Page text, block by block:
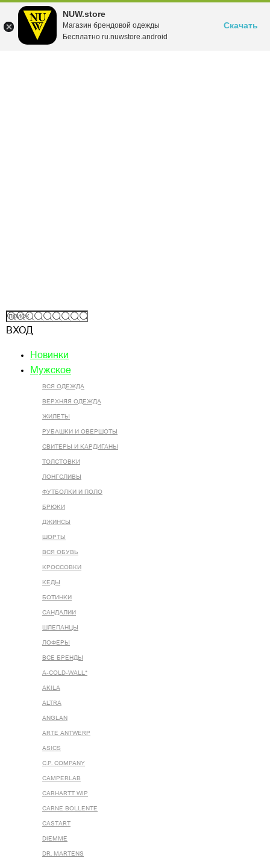
NUW.store
Магазин брендовой одежды
Бесплатно ru.nuwstore.android
Скачать
ВХОД
Новинки
Мужское
ВСЯ ОДЕЖДА
ВЕРХНЯЯ ОДЕЖДА
ЖИЛЕТЫ
РУБАШКИ И ОВЕРШОТЫ
СВИТЕРЫ И КАРДИГАНЫ
ТОЛСТОВКИ
ЛОНГСЛИВЫ
ФУТБОЛКИ И ПОЛО
БРЮКИ
ДЖИНСЫ
ШОРТЫ
ВСЯ ОБУВЬ
КРОССОВКИ
КЕДЫ
БОТИНКИ
САНДАЛИИ
ШЛЕПАНЦЫ
ЛОФЕРЫ
ВСЕ БРЕНДЫ
A-COLD-WALL*
AKILA
ALTRA
ANGLAN
ARTE ANTWERP
ASICS
C.P. COMPANY
CAMPERLAB
CARHARTT WIP
CARNE BOLLENTE
CASTART
DIEMME
DR. MARTENS